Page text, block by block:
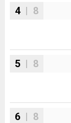
4| 8
5 | 8
6 | 8